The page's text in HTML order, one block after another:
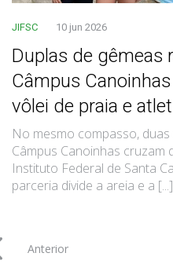
JIFSC 10 jun 2026
Duplas de gêmeas
Câmpus
vôlei de praia e
No mesmo compasso,
Câmpus Canoinhas cruzam
Instituto Federal de Santa
parceria divide a areia e a [...]
Anterior